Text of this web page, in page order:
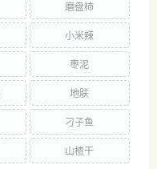
磨盘柿
小米辣
枣泥
地肤
刁子鱼
山楂干